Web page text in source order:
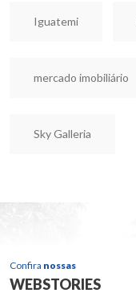
Iguatemi
mercado imobiliário
Sky Galleria
Confira nossas
WEBSTORIES